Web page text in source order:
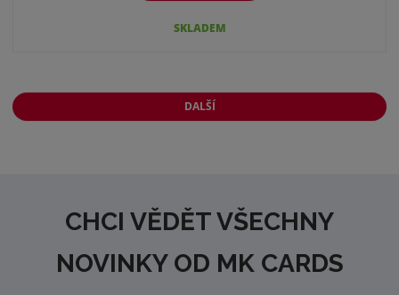
SKLADEM
DALŠÍ
CHCI VĚDĚT VŠECHNY
NOVINKY OD MK CARDS